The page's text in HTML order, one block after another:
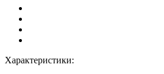
Характеристики: